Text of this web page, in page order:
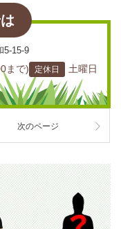
5-15-9
まで) 定休日 土曜日
次のページ